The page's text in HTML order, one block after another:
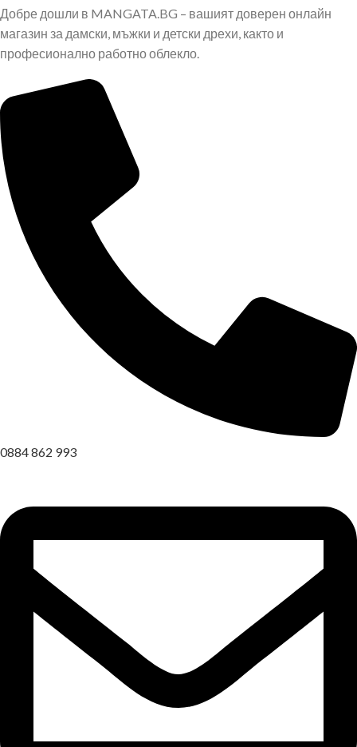
Добре дошли в MANGATA.BG – вашият доверен онлайн
магазин за дамски, мъжки и детски дрехи, както и
професионално работно облекло.
0884 862 993